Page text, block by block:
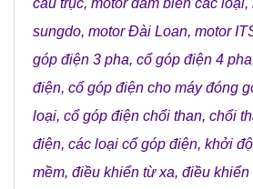
cầu trục, motor dầm biên các loại,
sungdo, motor Đài Loan, motor
góp điện 3 pha, cổ góp điện 4 pha
điện, cổ góp điện cho máy đóng
loại, cổ góp điện chổi than, chổi
điện, các loại cổ góp điện, khởi
mềm, điều khiển từ xa, điều khiển